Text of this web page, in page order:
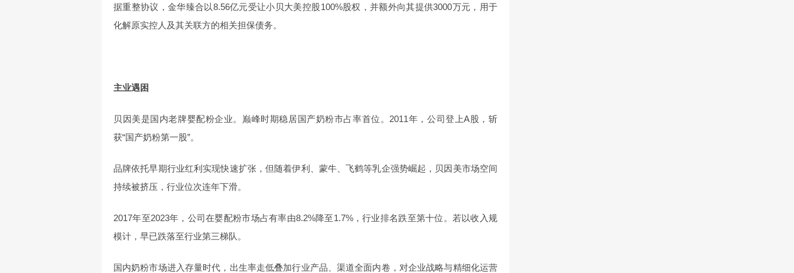
据重整协议，金华臻合以8.56亿元受让小贝大美控股100%股权，并额外向其提供3000万元，用于
化解原实控人及其关联方的相关担保债务。
主业遇困
贝因美是国内老牌婴配粉企业。巅峰时期稳居国产奶粉市占率首位。2011年，公司登上A股，斩
获“国产奶粉第一股”。
品牌依托早期行业红利实现快速扩张，但随着伊利、蒙牛、飞鹤等乳企强势崛起，贝因美市场空间
持续被挤压，行业位次连年下滑。
2017年至2023年，公司在婴配粉市场占有率由8.2%降至1.7%，行业排名跌至第十位。若以收入规
模计，早已跌落至行业第三梯队。
国内奶粉市场进入存量时代，出生率走低叠加行业产品、渠道全面内卷，对企业战略与精细化运营